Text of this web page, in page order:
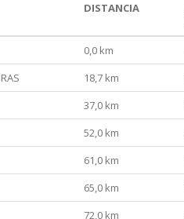
DISTANCIA
0,0 km
18,7 km
37,0 km
52,0 km
61,0 km
65,0 km
72,0 km